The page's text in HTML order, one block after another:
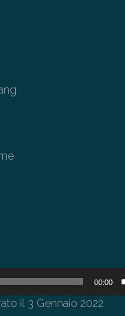
00:00
il 3 Gennaio 2022